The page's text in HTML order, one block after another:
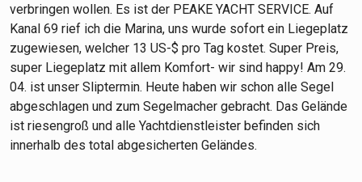
verbringen wollen. Es ist der PEAKE YACHT SERVICE. Auf
Kanal 69 rief ich die Marina, uns wurde sofort ein Liegeplatz
zugewiesen, welcher 13 US-$ pro Tag kostet. Super Preis,
super Liegeplatz mit allem Komfort- wir sind happy! Am 29.
04. ist unser Sliptermin. Heute haben wir schon alle Segel
abgeschlagen und zum Segelmacher gebracht. Das Gelände
ist riesengroß und alle Yachtdienstleister befinden sich
innerhalb des total abgesicherten Geländes.